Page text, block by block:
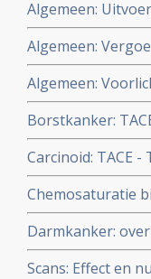
darmkanker met
Algemeen:
chemo-
Algemeen:
per 12 april 2005
patiënten aan de
Algemeen:
LITT en
Borstkanker:
Gemcitabine
vanuit
Carcinoid: TACE
chemo:geeft
met
Chemosaturatie
studie voor max.
Darmkanker:
voor
Scans: Effect en